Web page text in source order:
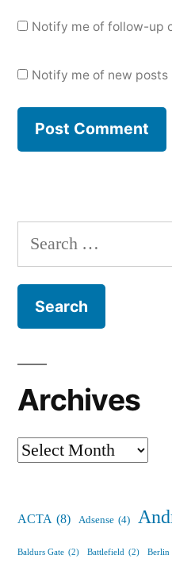
Notify me of follow-up
Notify me of new posts
Search
for:
Archives
Archives
ACTA (8) Adsense (4)
Baldurs Gate (2) Battlefield (2) Berlin